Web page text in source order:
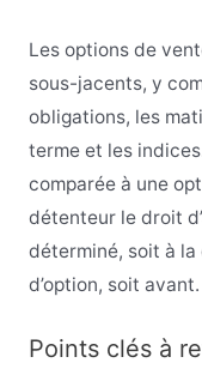
Les options de
sous-jacents, y
obligations, les
terme et les
comparée à une
détenteur le droit
déterminé, soit à
d’option, soit avant.
Points clés à